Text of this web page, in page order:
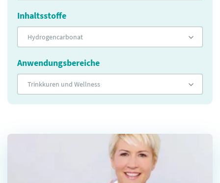
Inhaltsstoffe
Hydrogencarbonat
Anwendungsbereiche
Trinkkuren und Wellness